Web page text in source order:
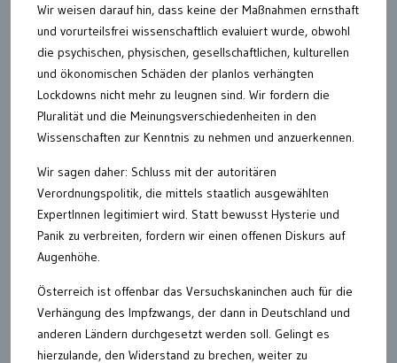
Wir weisen darauf hin, dass keine der Maßnahmen ernsthaft
und vorurteilsfrei wissenschaftlich evaluiert wurde, obwohl
die psychischen, physischen, gesellschaftlichen, kulturellen
und ökonomischen Schäden der planlos verhängten
Lockdowns nicht mehr zu leugnen sind. Wir fordern die
Pluralität und die Meinungsverschiedenheiten in den
Wissenschaften zur Kenntnis zu nehmen und anzuerkennen.
Wir sagen daher: Schluss mit der autoritären
Verordnungspolitik, die mittels staatlich ausgewählten
ExpertInnen legitimiert wird. Statt bewusst Hysterie und
Panik zu verbreiten, fordern wir einen offenen Diskurs auf
Augenhöhe.
Österreich ist offenbar das Versuchskaninchen auch für die
Verhängung des Impfzwangs, der dann in Deutschland und
anderen Ländern durchgesetzt werden soll. Gelingt es
hierzulande, den Widerstand zu brechen, weiter zu